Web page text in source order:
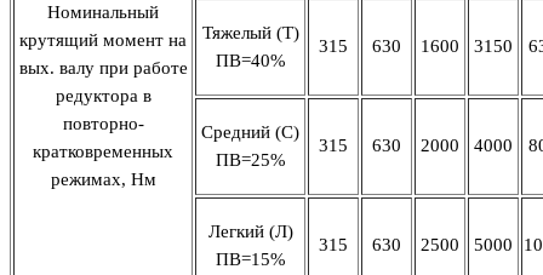
Номинальный
крутящий момент на
вых. валу при работе
редуктора в
повторно-
кратковременных
режимах, Нм
Тяжелый (Т)
ПВ=40%
315 630 1600 3150
Средний (С)
ПВ=25%
315 630 2000 4000
Легкий (Л)
ПВ=15%
315 630 2500 5000